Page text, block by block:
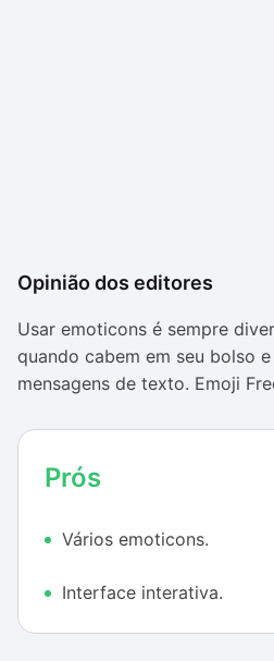
Opinião dos editores
Usar emoticons é sempre
quando cabem em seu bolso
mensagens de texto. Emoji
é que nem todos os
usuário ainda pode editá-los e
dentro da interface do
algum tempo. Emoji Free! peca
compatibilidade, mas não
Prós
Vários emoticons.
Interface interativa.